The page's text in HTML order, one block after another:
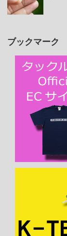
ブックマーク